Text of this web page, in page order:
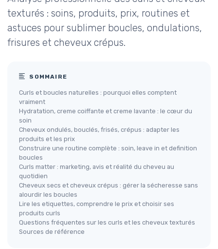
texturés : soins, produits, prix, routines et
astuces pour sublimer boucles, ondulations,
frisures et cheveux crépus.
SOMMAIRE
Curls et boucles naturelles : pourquoi elles comptent
vraiment
Hydratation, creme coiffante et creme lavante : le cœur du
soin
Cheveux ondulés, bouclés, frisés, crépus : adapter les
produits et les prix
Construire une routine complète : soin, leave in et definition
boucles
Curls matter : marketing, avis et réalité du cheveu au
quotidien
Cheveux secs et cheveux crépus : gérer la sécheresse sans
alourdir les boucles
Lire les etiquettes, comprendre le prix et choisir ses
produits curls
Questions fréquentes sur les curls et les cheveux texturés
Sources de référence